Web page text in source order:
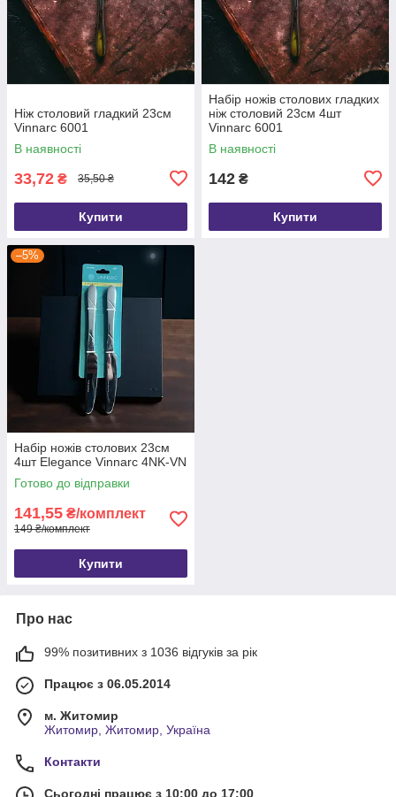
Ніж столовий гладкий 23см
Vinnarc 6001
В наявності
33,72 ₴ 35,50 ₴
Купити
Набір ножів столових гладких
ніж столовий 23см 4шт
Vinnarc 6001
В наявності
142 ₴
Купити
–5%
Набір ножів столових 23см
4шт Elegance Vinnarc 4NK-VN
Готово до відправки
141,55 ₴/комплект
149 ₴/комплект
Купити
Про нас
99% позитивних з 1036 відгуків за рік
Працює з 06.05.2014
м. Житомир
Житомир, Житомир, Україна
Контакти
Сьогодні працює з 10:00 до 17:00